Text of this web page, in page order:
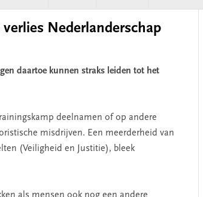
Nederlanderschap
daartoe kunnen straks leiden tot het
deelnamen of op andere
misdrijven. Een meerderheid van
(Veiligheid en Justitie), bleek